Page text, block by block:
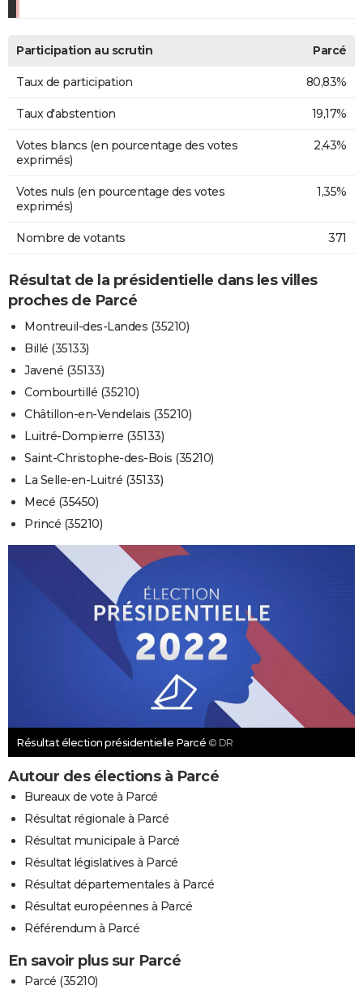
Participation au scrutin Parcé
Taux de participation 80,83%
Taux d'abstention 19,17%
Votes blancs (en pourcentage des votes
exprimés)
2,43%
Votes nuls (en pourcentage des votes
exprimés)
1,35%
Nombre de votants 371
Résultat de la présidentielle dans les villes
proches de Parcé
Montreuil-des-Landes (35210)
Billé (35133)
Javené (35133)
Combourtillé (35210)
Châtillon-en-Vendelais (35210)
Luitré-Dompierre (35133)
Saint-Christophe-des-Bois (35210)
La Selle-en-Luitré (35133)
Mecé (35450)
Princé (35210)
Résultat élection présidentielle Parcé © DR
Autour des élections à Parcé
Bureaux de vote à Parcé
Résultat régionale à Parcé
Résultat municipale à Parcé
Résultat législatives à Parcé
Résultat départementales à Parcé
Résultat européennes à Parcé
Référendum à Parcé
En savoir plus sur Parcé
Parcé (35210)